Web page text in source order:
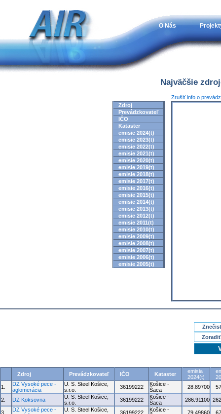
O Nás
Najväčšie
Zrušiť info o
Zdroj
Prevádzkovateľ
IČO
Kataster
emisie 2024(t)
emisie 2023(t)
emisie 2022(t)
emisie 2021(t)
emisie 2020(t)
emisie 2019(t)
emisie 2018(t)
emisie 2017(t)
emisie 2016(t)
emisie 2015(t)
emisie 2014(t)
emisie 2013(t)
emisie 2012(t)
emisie 2011(t)
emisie 2010(t)
emisie 2009(t)
emisie 2008(t)
emisie 2007(t)
emisie 2006(t)
emisie 2005(t)
Zdroj Prevádzkovateľ IČO Kataster
emisia
2024(t)
1.
DZ Vysoké pece -
aglomerácia
U. S. Steel Košice,
s.r.o.
36199222
Košice -
Šaca
28.89700
2. DZ Koksovna
U. S. Steel Košice,
s.r.o.
36199222
Košice -
Šaca
286.91100
3.
DZ Vysoké pece -
U. S. Steel Košice,
36199222
Košice -
79.49860